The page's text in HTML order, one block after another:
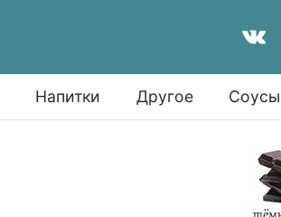
Напитки Другое Соусы
Найти